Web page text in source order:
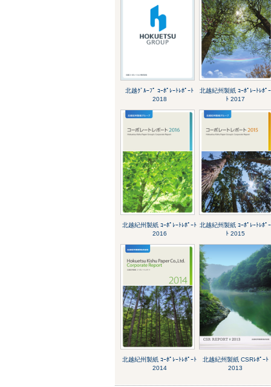
北越ｸﾞﾙｰﾌﾟ ｺｰﾎﾟﾚｰﾄﾚﾎﾟｰﾄ
2018
北越紀州製紙 ｺｰﾎﾟﾚｰﾄﾚﾎﾟｰ
ﾄ 2017
北越紀州製紙 ｺｰﾎﾟﾚｰﾄﾚﾎﾟｰﾄ
2016
北越紀州製紙 ｺｰﾎﾟﾚｰﾄﾚﾎﾟｰ
ﾄ 2015
北越紀州製紙 ｺｰﾎﾟﾚｰﾄﾚﾎﾟｰﾄ
2014
北越紀州製紙 CSRﾚﾎﾟｰﾄ
2013